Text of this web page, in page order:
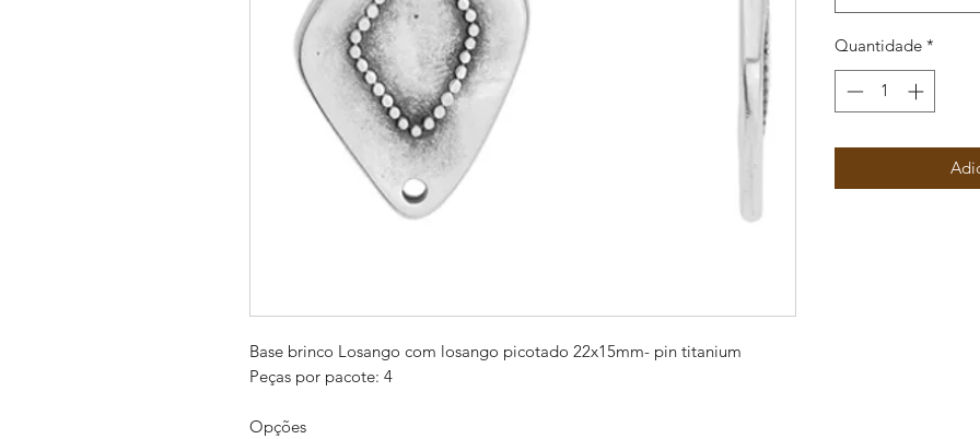
Base brinco Losango com losango picotado 22x15mm- pin titanium
Peças por pacote: 4
Opções
Quantidade *